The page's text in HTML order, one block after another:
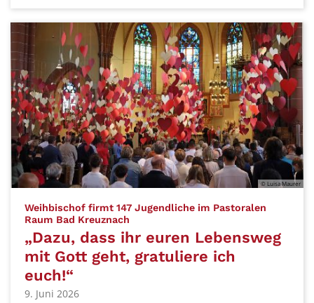
© Luisa Maurer
Weihbischof firmt 147 Jugendliche im Pastoralen
Raum Bad Kreuznach
„Dazu, dass ihr euren Lebensweg
mit Gott geht, gratuliere ich
euch!“
9. Juni 2026